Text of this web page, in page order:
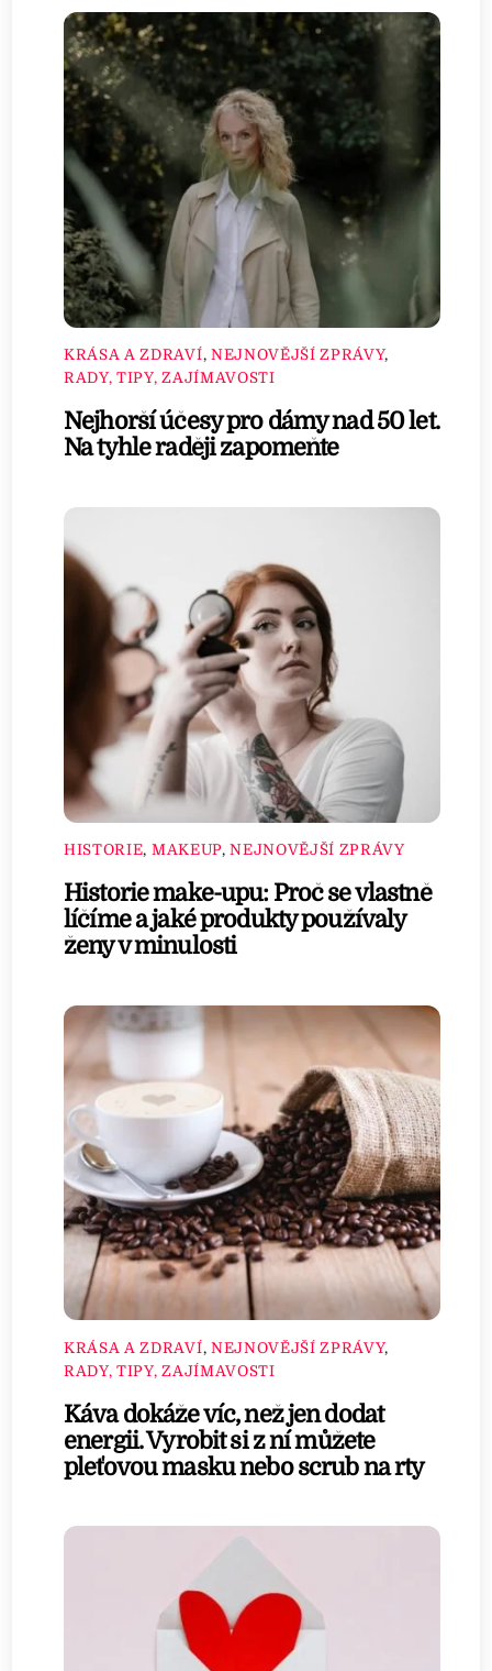
KRÁSA A ZDRAVÍ, NEJNOVĚJŠÍ ZPRÁVY,
RADY, TIPY, ZAJÍMAVOSTI
Nejhorší účesy pro dámy nad 50 let.
Na tyhle raději zapomeňte
HISTORIE, MAKEUP,NEJNOVĚJŠÍ ZPRÁVY
Historie make-upu: Proč se vlastně
líčíme a jaké produkty používaly
ženy v minulosti
KRÁSA A ZDRAVÍ, NEJNOVĚJŠÍ ZPRÁVY,
RADY, TIPY, ZAJÍMAVOSTI
Káva dokáže víc, než jen dodat
energii. Vyrobit si z ní můžete
pleťovou masku nebo scrub na rty